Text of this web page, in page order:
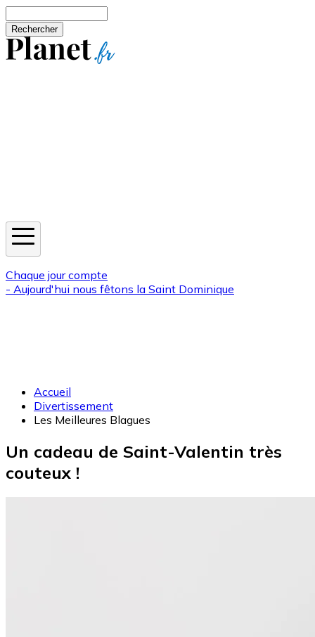
Chaque jour compte
- Aujourd'hui nous fêtons la Saint Dominique
Accueil
Divertissement
Les Meilleures Blagues
Un cadeau de Saint-Valentin très
couteux !